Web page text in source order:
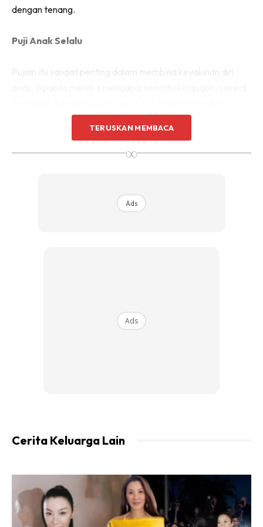
dengan tenang.
Puji Anak Selalu
motivasi untuk mereka terus berusaha. Elakkan memberi
sebaliknya beri mereka sokongan berterusan agar mereka
TERUSKAN MEMBACA
∞
Ads
Ads
Cerita Keluarga Lain